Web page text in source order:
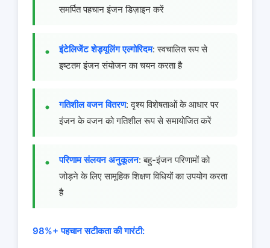
समर्पित पहचान इंजन डिज़ाइन करें
इंटेलिजेंट शेड्यूलिंग एल्गोरिदम: स्वचालित रूप से
इष्टतम इंजन संयोजन का चयन करता है
गतिशील वजन वितरण: दृश्य विशेषताओं के आधार पर
इंजन के वजन को गतिशील रूप से समायोजित करें
परिणाम संलयन अनुकूलन: बहु-इंजन परिणामों को
जोड़ने के लिए सामूहिक शिक्षण विधियों का उपयोग करता
है
98%+ पहचान सटीकता की गारंटी: